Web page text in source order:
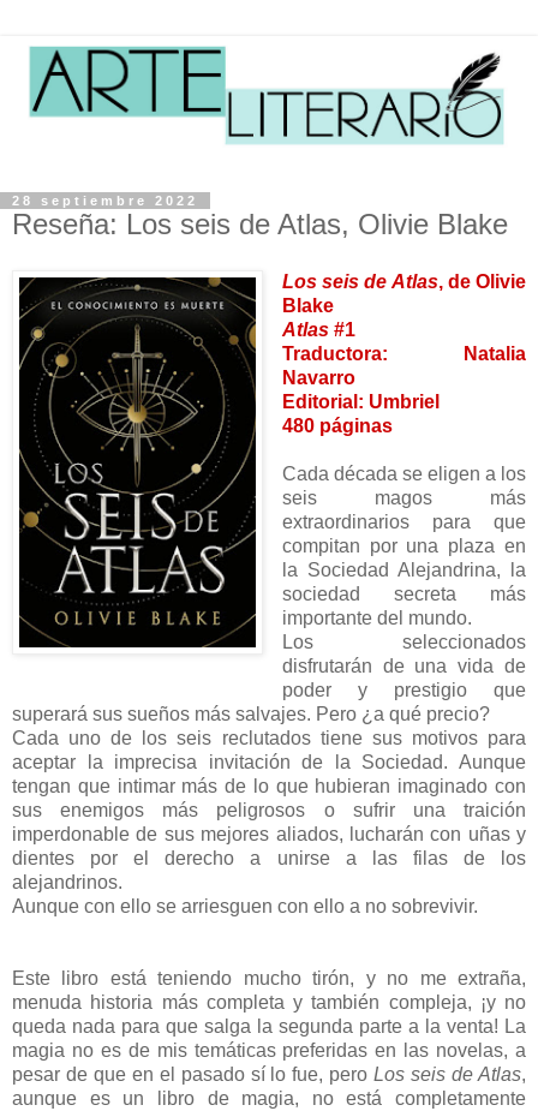
28 septiembre 2022
Reseña: Los seis de Atlas, Olivie Blake
Los seis de Atlas, de Olivie
Blake
Atlas #1
Traductora: Natalia
Navarro
Editorial: Umbriel
480 páginas
Cada década se eligen a los
seis magos más
extraordinarios para que
compitan por una plaza en
la Sociedad Alejandrina, la
sociedad secreta más
importante del mundo.
Los seleccionados
disfrutarán de una vida de
poder y prestigio que
superará sus sueños más salvajes. Pero ¿a qué precio?
Cada uno de los seis reclutados tiene sus motivos para
aceptar la imprecisa invitación de la Sociedad. Aunque
tengan que intimar más de lo que hubieran imaginado con
sus enemigos más peligrosos o sufrir una traición
imperdonable de sus mejores aliados, lucharán con uñas y
dientes por el derecho a unirse a las filas de los
alejandrinos.
Aunque con ello se arriesguen con ello a no sobrevivir.
Este libro está teniendo mucho tirón, y no me extraña,
menuda historia más completa y también compleja, ¡y no
queda nada para que salga la segunda parte a la venta! La
magia no es de mis temáticas preferidas en las novelas, a
pesar de que en el pasado sí lo fue, peroLos seis de Atlas,
aunque es un libro de magia, no está completamente